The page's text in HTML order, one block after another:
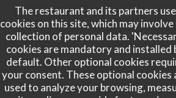
The restaurant and its partners use
cookies on this site, which may
collection of personal data.
cookies are mandatory and installed
default. Other optional cookies
your consent. These optional cookies
used to analyze your browsing,